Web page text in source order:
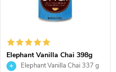
Elephant Vanilla Chai 398g
David RioElephant Vanilla Chai 337 g